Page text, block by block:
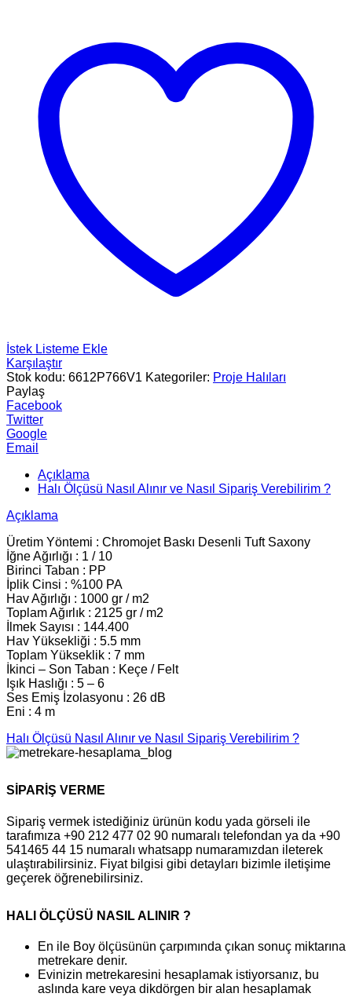
İstek Listeme Ekle
Karşılaştır
Stok kodu: 6612P766V1 Kategoriler: Proje Halıları
Paylaş
Facebook
Twitter
Google
Email
Açıklama
Halı Ölçüsü Nasıl Alınır ve Nasıl Sipariş Verebilirim ?
Açıklama
Üretim Yöntemi : Chromojet Baskı Desenli Tuft Saxony
İğne Ağırlığı : 1 / 10
Birinci Taban : PP
İplik Cinsi : %100 PA
Hav Ağırlığı : 1000 gr / m2
Toplam Ağırlık : 2125 gr / m2
İlmek Sayısı : 144.400
Hav Yüksekliği : 5.5 mm
Toplam Yükseklik : 7 mm
İkinci – Son Taban : Keçe / Felt
Işık Haslığı : 5 – 6
Ses Emiş İzolasyonu : 26 dB
Eni : 4 m
Halı Ölçüsü Nasıl Alınır ve Nasıl Sipariş Verebilirim ?
SİPARİŞ VERME
Sipariş vermek istediğiniz ürünün kodu yada görseli ile
tarafımıza +90 212 477 02 90 numaralı telefondan ya da +90
541465 44 15 numaralı whatsapp numaramızdan ileterek
ulaştırabilirsiniz. Fiyat bilgisi gibi detayları bizimle iletişime
geçerek öğrenebilirsiniz.
HALI ÖLÇÜSÜ NASIL ALINIR ?
En ile Boy ölçüsünün çarpımında çıkan sonuç miktarına
metrekare denir.
Evinizin metrekaresini hesaplamak istiyorsanız, bu
aslında kare veya dikdörgen bir alan hesaplamak